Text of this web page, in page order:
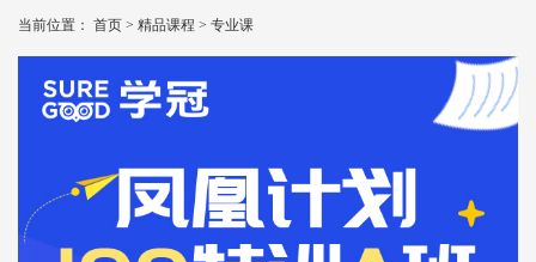
当前位置： 首页 > 精品课程 > 专业课